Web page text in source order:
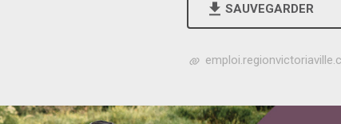
SAUVEGARDER
h
p
s